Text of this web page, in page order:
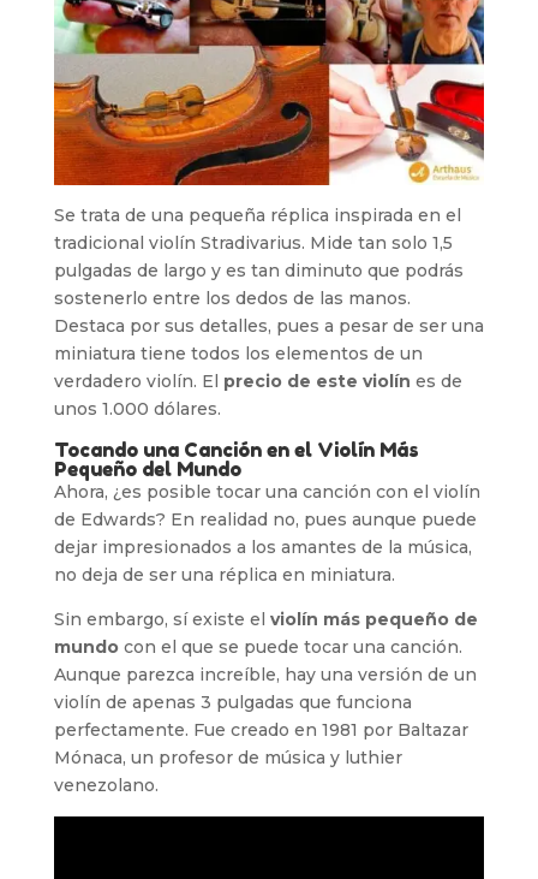
Se trata de una pequeña réplica inspirada en el
tradicional violín Stradivarius. Mide tan solo 1,5
pulgadas de largo y es tan diminuto que podrás
sostenerlo entre los dedos de las manos.
Destaca por sus detalles, pues a pesar de ser una
miniatura tiene todos los elementos de un
verdadero violín. El precio de este violín es de
unos 1.000 dólares.
Tocando una Canción en el Violín Más
Pequeño del Mundo
Ahora, ¿es posible tocar una canción con el violín
de Edwards? En realidad no, pues aunque puede
dejar impresionados a los amantes de la música,
no deja de ser una réplica en miniatura.
Sin embargo, sí existe el violín más pequeño de
mundocon el que se puede tocar una canción.
Aunque parezca increíble, hay una versión de un
violín de apenas 3 pulgadas que funciona
perfectamente. Fue creado en 1981 por Baltazar
Mónaca, un profesor de música y luthier
venezolano.